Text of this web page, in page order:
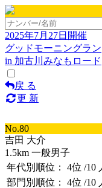
2025年7月27日開催
グッドモーニングラン
in 加古川みなもロード
戻 る
更 新
No.80
吉田 大介
1.5km 一般男子
年代別順位：
4位 /10
部門別順位：
4位 /10